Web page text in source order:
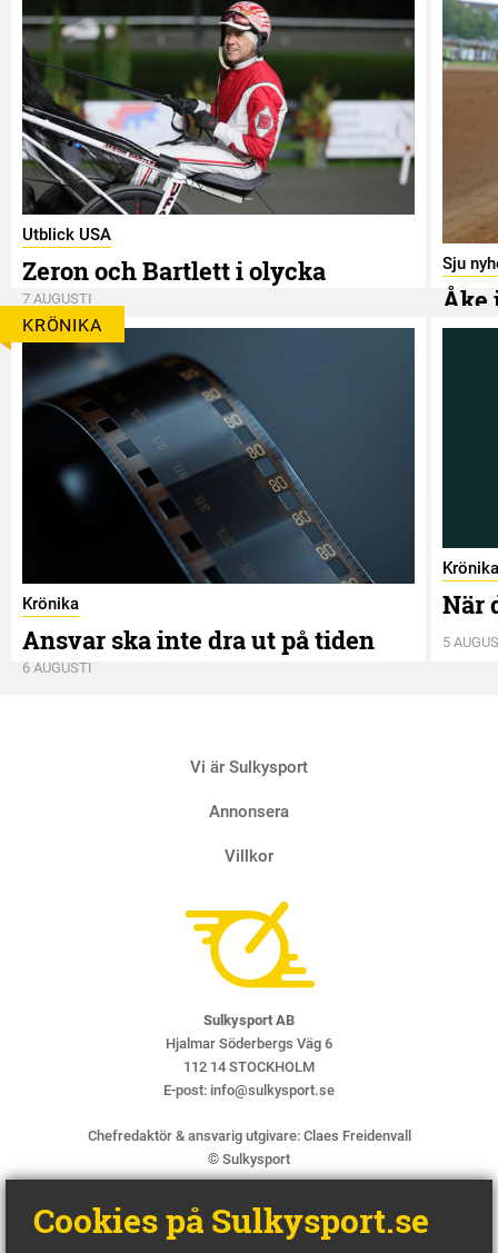
Utblick USA
Zeron och Bartlett i olycka
7 AUGUSTI
Sju
Åke
7
KRÖNIKA
Krönika
Ansvar ska inte dra ut på tiden
6 AUGUSTI
Krönika
När
5
Vi är Sulkysport
Annonsera
Villkor
Sulkysport AB
Hjalmar Söderbergs Väg 6
112 14 STOCKHOLM
E-post: info@sulkysport.se
Chefredaktör & ansvarig utgivare: Claes Freidenvall
© Sulkysport
Cookies på Sulkysport.se